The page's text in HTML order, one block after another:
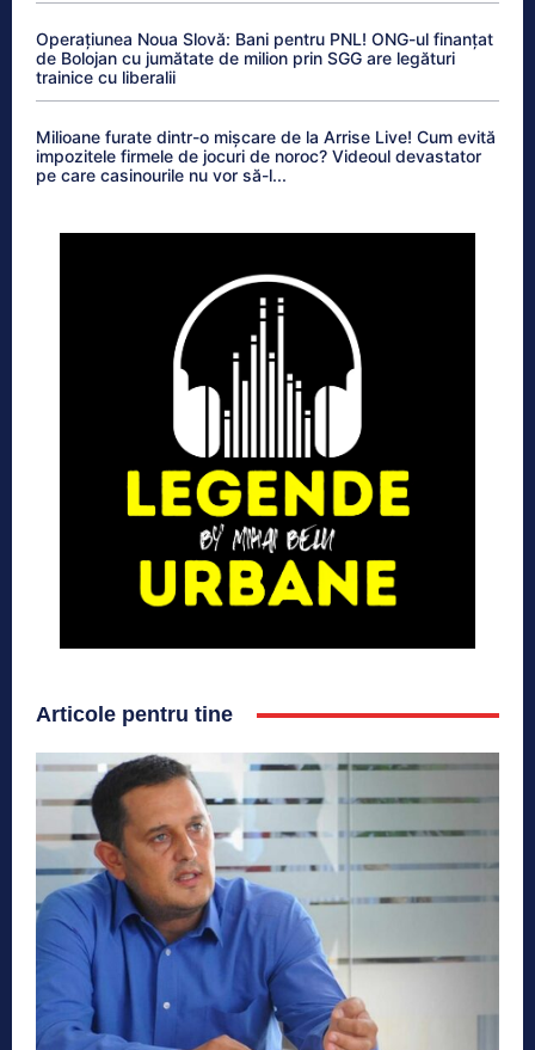
Operațiunea Noua Slovă: Bani pentru PNL! ONG-ul finanțat
de Bolojan cu jumătate de milion prin SGG are legături
trainice cu liberalii
Milioane furate dintr-o mișcare de la Arrise Live! Cum evită
impozitele firmele de jocuri de noroc? Videoul devastator
pe care casinourile nu vor să-l...
Articole pentru tine